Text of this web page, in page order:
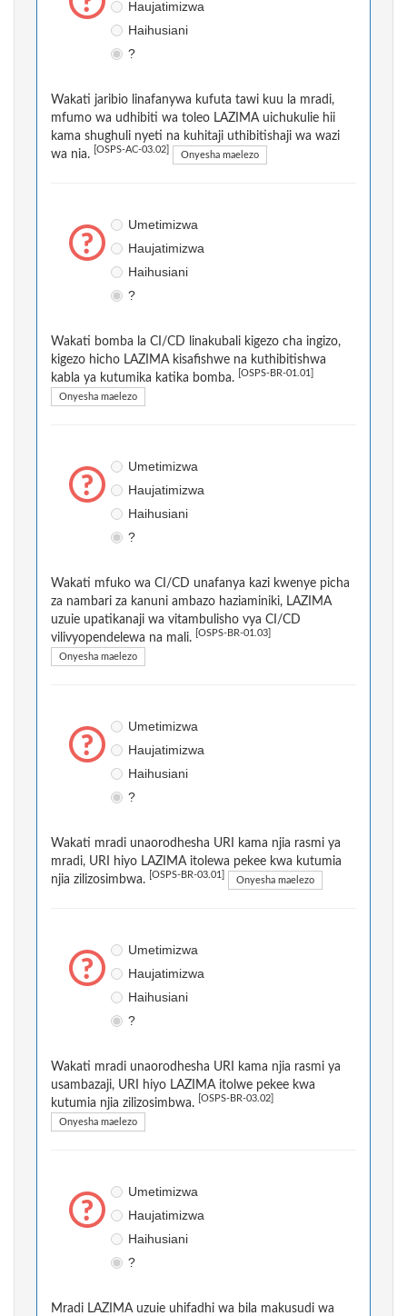
Haujatimizwa
Haihusiani
?
Wakati jaribio linafanywa kufuta tawi kuu la mradi,
mfumo wa udhibiti wa toleo LAZIMA uichukulie hii
kama shughuli nyeti na kuhitaji uthibitishaji wa wazi
wa nia.
[OSPS-AC-03.02] Onyesha maelezo
Umetimizwa
Haujatimizwa
Haihusiani
?
Wakati bomba la CI/CD linakubali kigezo cha ingizo,
kigezo hicho LAZIMA kisafishwe na kuthibitishwa
kabla ya kutumika katika bomba.
[OSPS-BR-01.01]
Onyesha maelezo
Umetimizwa
Haujatimizwa
Haihusiani
?
Wakati mfuko wa CI/CD unafanya kazi kwenye picha
za nambari za kanuni ambazo haziaminiki, LAZIMA
uzuie upatikanaji wa vitambulisho vya CI/CD
vilivyopendelewa na mali.
[OSPS-BR-01.03]
Onyesha maelezo
Umetimizwa
Haujatimizwa
Haihusiani
?
Wakati mradi unaorodhesha URI kama njia rasmi ya
mradi, URI hiyo LAZIMA itolewa pekee kwa kutumia
njia zilizosimbwa.
[OSPS-BR-03.01] Onyesha maelezo
Umetimizwa
Haujatimizwa
Haihusiani
?
Wakati mradi unaorodhesha URI kama njia rasmi ya
usambazaji, URI hiyo LAZIMA itolwe pekee kwa
kutumia njia zilizosimbwa.
[OSPS-BR-03.02]
Onyesha maelezo
Umetimizwa
Haujatimizwa
Haihusiani
?
Mradi LAZIMA uzuie uhifadhi wa bila makusudi wa